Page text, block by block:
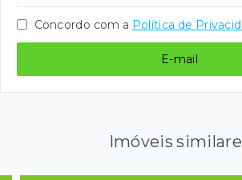
Concordo com a Política de
E-mail
Imóveis